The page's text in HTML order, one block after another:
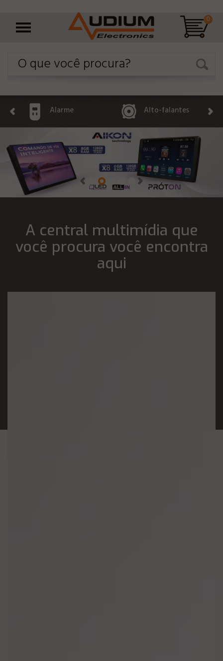
0
Alarme Alto-falantes
A central multimídia que
você procura você encontra
aqui